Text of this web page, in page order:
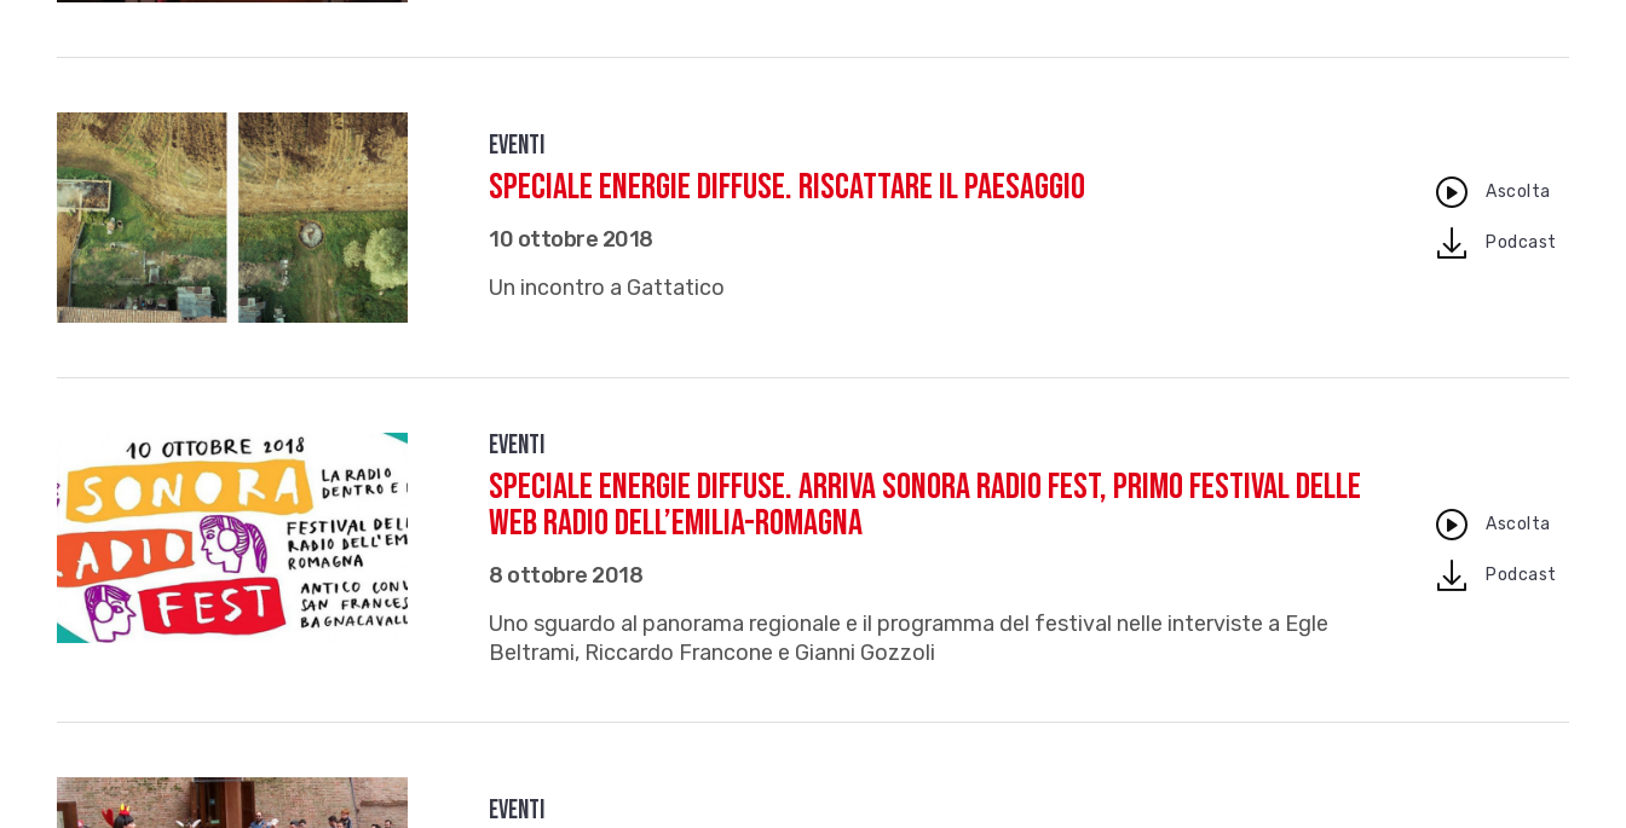
Eventi
Speciale EnERgie Diffuse. Riscattare il paesaggio
10 ottobre 2018
Un incontro a Gattatico
Ascolta
downloadPodcast
Eventi
Speciale EnERgie Diffuse. Arriva Sonora Radio Fest, primo festival delle
web radio dell’Emilia-Romagna
8 ottobre 2018
Uno sguardo al panorama regionale e il programma del festival nelle interviste a Egle
Beltrami, Riccardo Francone e Gianni Gozzoli
Ascolta
downloadPodcast
Eventi